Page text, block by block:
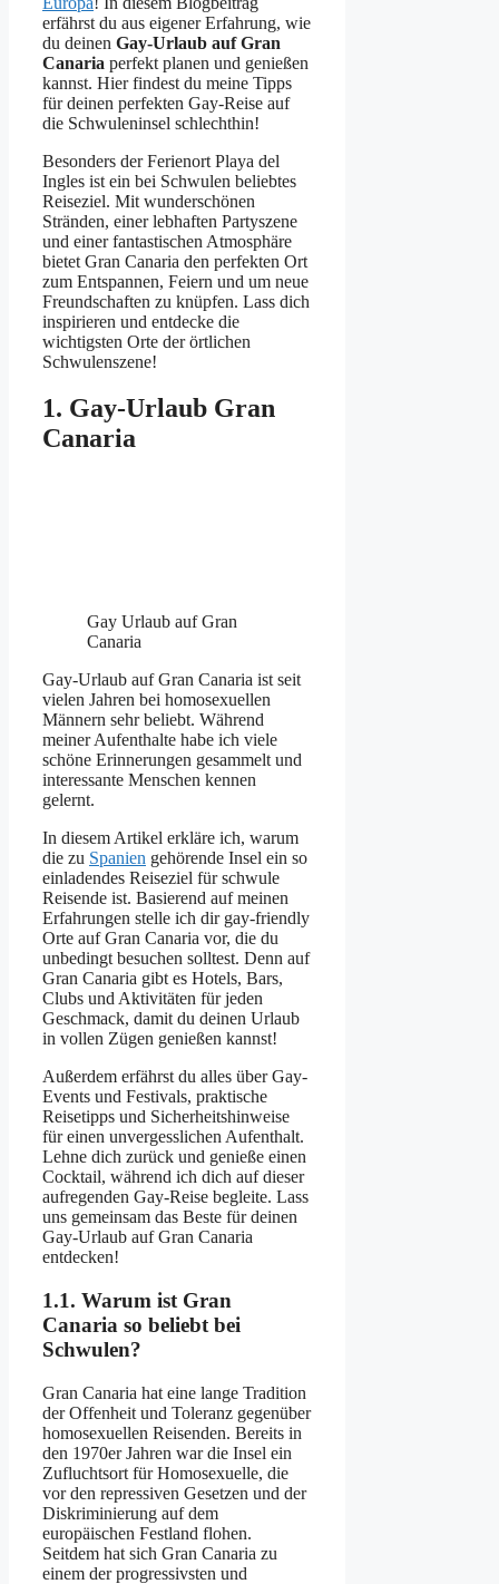
erfährst du aus eigener Erfahrung, wie
du deinen Gay-Urlaub auf Gran
Canaria perfekt planen und genießen
kannst. Hier findest du meine Tipps
für deinen perfekten Gay-Reise auf
die Schwuleninsel schlechthin!
Besonders der Ferienort Playa del
Ingles ist ein bei Schwulen beliebtes
Reiseziel. Mit wunderschönen
Stränden, einer lebhaften Partyszene
und einer fantastischen Atmosphäre
bietet Gran Canaria den perfekten Ort
zum Entspannen, Feiern und um neue
Freundschaften zu knüpfen. Lass dich
inspirieren und entdecke die
wichtigsten Orte der örtlichen
Schwulenszene!
1. Gay-Urlaub Gran
Canaria
Gay Urlaub auf Gran
Canaria
Gay-Urlaub auf Gran Canaria ist seit
vielen Jahren bei homosexuellen
Männern sehr beliebt. Während
meiner Aufenthalte habe ich viele
schöne Erinnerungen gesammelt und
interessante Menschen kennen
gelernt.
In diesem Artikel erkläre ich, warum
die zu Spanien gehörende Insel ein so
einladendes Reiseziel für schwule
Reisende ist. Basierend auf meinen
Erfahrungen stelle ich dir gay-friendly
Orte auf Gran Canaria vor, die du
unbedingt besuchen solltest. Denn auf
Gran Canaria gibt es Hotels, Bars,
Clubs und Aktivitäten für jeden
Geschmack, damit du deinen Urlaub
in vollen Zügen genießen kannst!
Außerdem erfährst du alles über Gay-
Events und Festivals, praktische
Reisetipps und Sicherheitshinweise
für einen unvergesslichen Aufenthalt.
Lehne dich zurück und genieße einen
Cocktail, während ich dich auf dieser
aufregenden Gay-Reise begleite. Lass
uns gemeinsam das Beste für deinen
Gay-Urlaub auf Gran Canaria
entdecken!
1.1. Warum ist Gran
Canaria so beliebt bei
Schwulen?
Gran Canaria hat eine lange Tradition
der Offenheit und Toleranz gegenüber
homosexuellen Reisenden. Bereits in
den 1970er Jahren war die Insel ein
Zufluchtsort für Homosexuelle, die
vor den repressiven Gesetzen und der
Diskriminierung auf dem
europäischen Festland flohen.
Seitdem hat sich Gran Canaria zu
einem der progressivsten und